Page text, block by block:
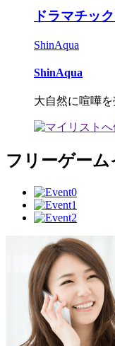
ドラマチッ
ShinAqua
ShinAqua
大自然に喧嘩
フリーゲーム